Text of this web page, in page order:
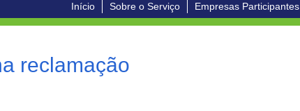
Início Sobre o Serviço Empresas Participantes
reclamação